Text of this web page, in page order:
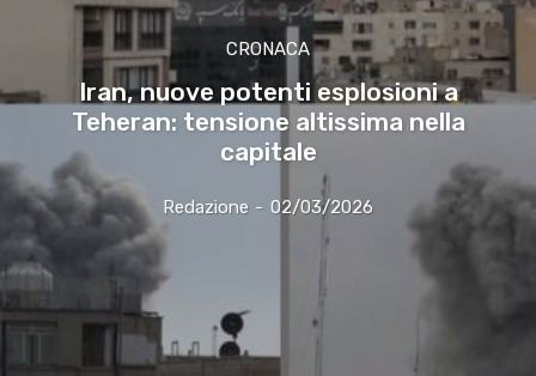
CRONACA
Iran, nuove potenti esplosioni a
Teheran: tensione altissima nella
capitale
Redazione - 02/03/2026